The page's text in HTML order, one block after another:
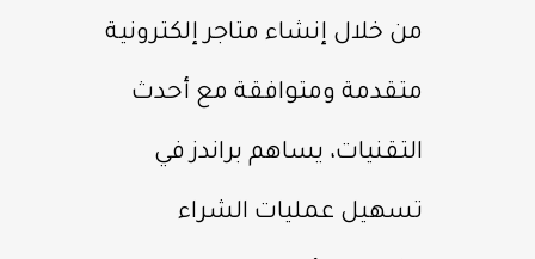
من خلال إنشاء متاجر إلكترونية
متقدمة ومتوافقة مع أحدث
التقنيات، يساهم براندز في
تسهيل عمليات الشراء